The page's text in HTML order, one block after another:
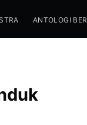
ANTOLOGI